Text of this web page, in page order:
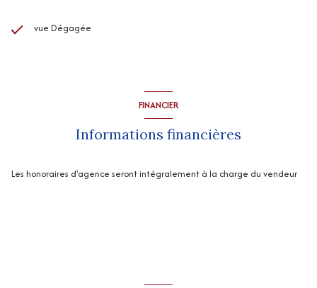
vue Dégagée
FINANCIER
Informations financières
Les honoraires d'agence seront intégralement à la charge du vendeur